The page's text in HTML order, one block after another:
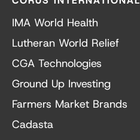
IMA World Health
Lutheran World Relief
CGA Technologies
Ground Up Investing
Farmers Market Brands
Cadasta